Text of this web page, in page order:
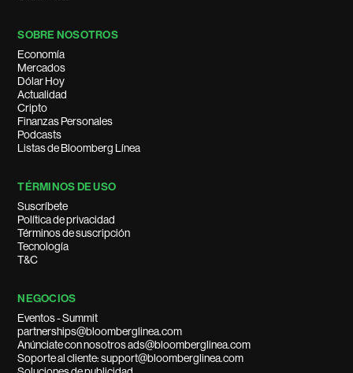
SOBRE NOSOTROS
Economía
Mercados
Dólar Hoy
Actualidad
Cripto
Finanzas Personales
Podcasts
Listas de Bloomberg Línea
TÉRMINOS DE USO
Suscríbete
Política de privacidad
Términos de suscripción
Tecnología
T&C
NEGOCIOS
Eventos - Summit
partnerships@bloomberglinea.com
Anúnciate con nosotros ads@bloomberglinea.com
Soporte al cliente: support@bloomberglinea.com